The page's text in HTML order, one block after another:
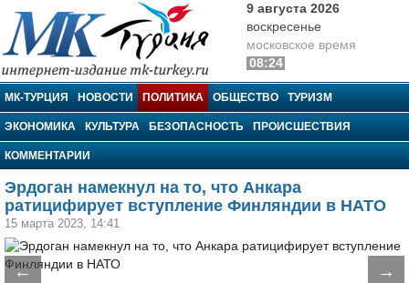
МК-Турция
9 августа 2026
воскресенье
московское время
08:24
МК-ТУРЦИЯ НОВОСТИ ПОЛИТИКА ОБЩЕСТВО ТУРИЗМ
ЭКОНОМИКА КУЛЬТУРА БЕЗОПАСНОСТЬ ПРОИСШЕСТВИЯ
КОММЕНТАРИИ
Эрдоган намекнул на то, что Анкара
ратицифирует вступление Финляндии в НАТО
15 марта 2023, 14:41
← →